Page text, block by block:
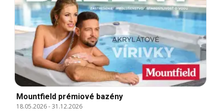
Mountfield prémiové bazény
18.05.2026-31.12.2026